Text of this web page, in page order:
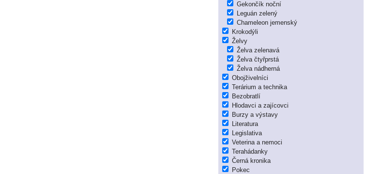
Gekončík noční
Leguán zelený
Chameleon jemenský
Krokodýli
Želvy
Želva zelenavá
Želva čtyřprstá
Želva nádherná
Obojživelníci
Terárium a technika
Bezobratlí
Hlodavci a zajícovci
Burzy a výstavy
Literatura
Legislativa
Veterina a nemoci
Terahádanky
Černá kronika
Pokec